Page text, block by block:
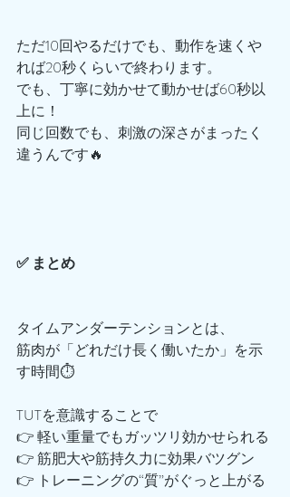
ただ10回やるだけでも、動作を速くや
れば20秒くらいで終わります。
でも、丁寧に効かせて動かせば60秒以
上に！
同じ回数でも、刺激の深さがまったく
違うんです🔥
✅ まとめ
タイムアンダーテンションとは、
筋肉が「どれだけ長く働いたか」を示
す時間⏱️
TUTを意識することで
👉 軽い重量でもガッツリ効かせられる
👉 筋肥大や筋持久力に効果バツグン
👉 トレーニングの“質”がぐっと上がる